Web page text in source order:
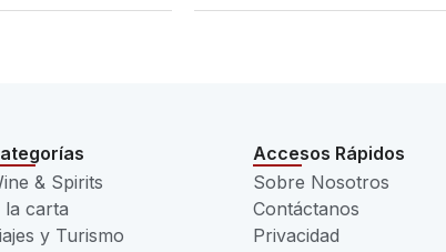
& Spirits
la carta
y Turismo
Accesos Rápidos
Sobre Nosotros
Contáctanos
Privacidad